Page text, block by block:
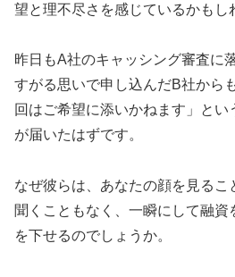
望と理不尽さを感じているかもし
昨日もA社のキャッシング審査に
すがる思いで申し込んだB社から
回はご希望に添いかねます」と
が届いたはずです。
なぜ彼らは、あなたの顔を見るこ
聞くこともなく、一瞬にして融
を下せるのでしょうか。